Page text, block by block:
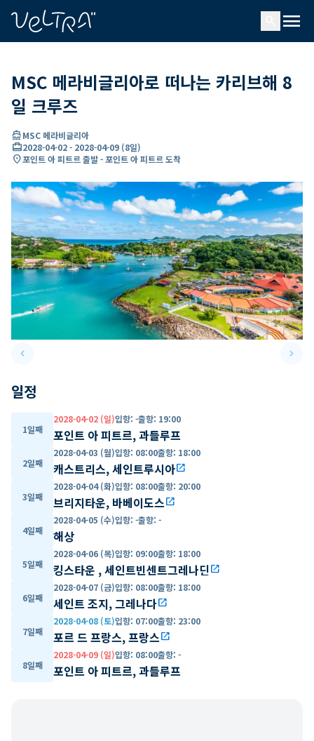
menu
MSC 메라비글리아로 떠나는 카리브해 8
일 크루즈
directions_boatMSC 메라비글리아
card_travel2028-04-02- 2028-04-09 (8일)
location_on포인트 아 피트르 출발 - 포인트 아 피트르 도착
keyboard_arrow_leftPrevious slide keyboard_arrow_right
일정
1일째
2028-04-02 (일)입항: -출항: 19:00
포인트 아 피트르, 과들루프
2일째
2028-04-03 (월)입항: 08:00출항: 18:00
캐스트리스, 세인트루시아open_in_new
3일째
2028-04-04 (화)입항: 08:00출항: 20:00
브리지타운, 바베이도스open_in_new
4일째
2028-04-05 (수)입항: -출항: -
해상
5일째
2028-04-06 (목)입항: 09:00출항: 18:00
킹스타운 , 세인트빈센트그레나딘open_in_new
6일째
2028-04-07 (금)입항: 08:00출항: 18:00
세인트 조지, 그레나다open_in_new
7일째
2028-04-08 (토)입항: 07:00출항: 23:00
포르 드 프랑스, 프랑스open_in_new
8일째
2028-04-09 (일)입항: 08:00출항: -
포인트 아 피트르, 과들루프